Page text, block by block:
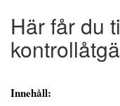
Här får du
Innehåll: